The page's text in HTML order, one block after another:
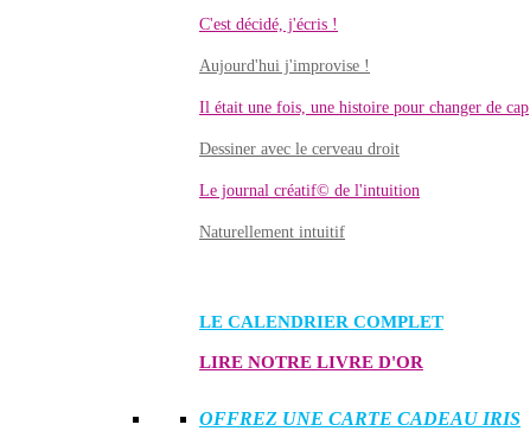
C'est décidé, j'écris !
Aujourd'hui j'improvise !
Il était une fois, une histoire pour changer de cap
Dessiner avec le cerveau droit
Le journal créatif© de l'intuition
Naturellement intuitif
LE CALENDRIER COMPLET
LIRE NOTRE LIVRE D'OR
OFFREZ UNE CARTE CADEAU IRIS